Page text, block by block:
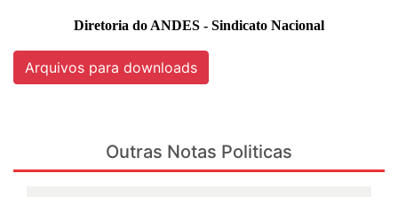
Diretoria do ANDES - Sindicato Nacional
Arquivos para downloads
Outras Notas Politicas